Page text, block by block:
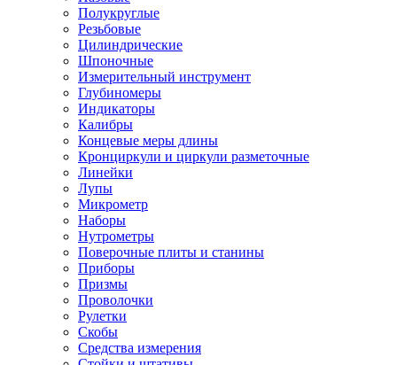
Полукруглые
Резьбовые
Цилиндрические
Шпоночные
Измерительный инструмент
Глубиномеры
Индикаторы
Калибры
Концевые меры длины
Кронциркули и циркули разметочные
Линейки
Лупы
Микрометр
Наборы
Нутрометры
Поверочные плиты и станины
Приборы
Призмы
Проволочки
Рулетки
Скобы
Средства измерения